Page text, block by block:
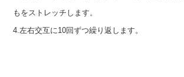
もをストレッチします。
4.左右交互に10回ずつ繰り返します。